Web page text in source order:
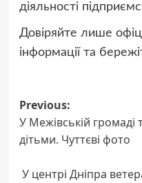
діяльності
Довіряйте лише
інформації та
Post
navigation
Previous:
У Межівській громаді
дітьми. Чуттєві фото
У центрі Дніпра